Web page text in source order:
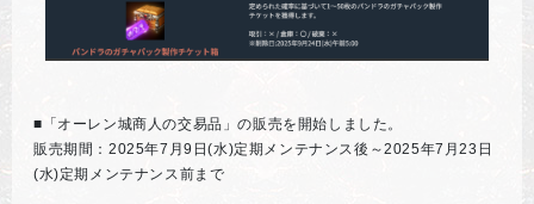
■「オーレン城商人の交易品」の販売を開始しました。
販売期間：2025年7月9日(水)定期メンテナンス後～2025年7月23日
(水)定期メンテナンス前まで